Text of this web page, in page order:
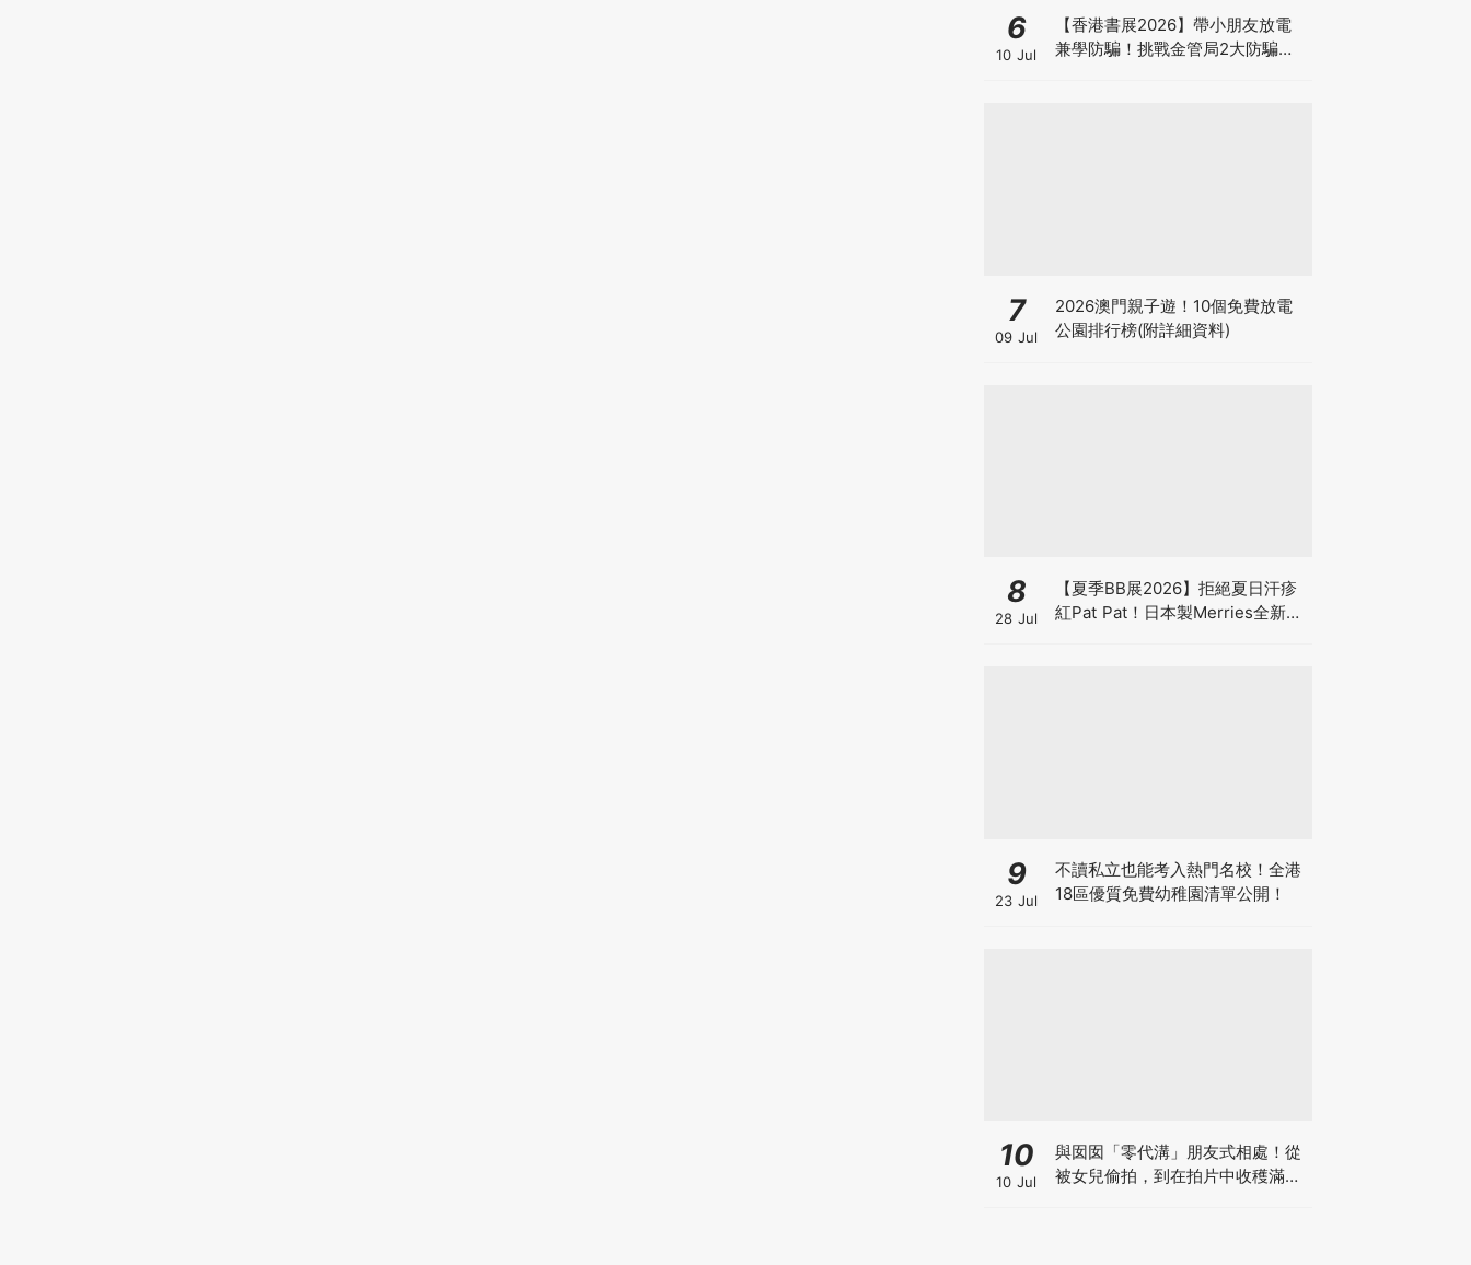
6
10 Jul
【香港書展2026】帶小朋友放電
兼學防騙！挑戰金管局2大防騙遊
7
09 Jul
2026澳門親子遊！10個免費放電
公園排行榜(附詳細資料)
8
28 Jul
【夏季BB展2026】拒絕夏日汗疹
紅Pat Pat！日本製Merries全新超
9
23 Jul
不讀私立也能考入熱門名校！全港
18區優質免費幼稚園清單公開！
10
10 Jul
與囡囡「零代溝」朋友式相處！從
被女兒偷拍，到在拍片中收穫滿足